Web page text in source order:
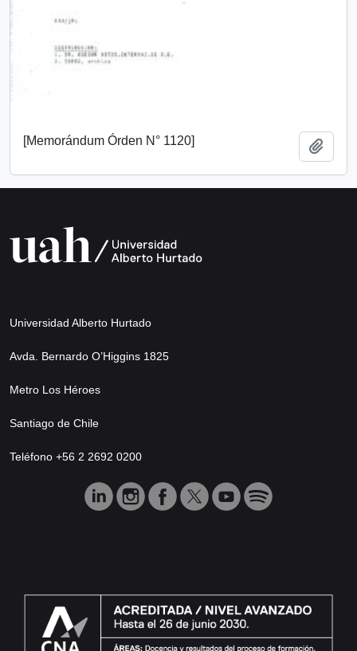
[Memorándum Órden N° 1120]
Universidad Alberto Hurtado
Avda. Bernardo O’Higgins 1825
Metro Los Héroes
Santiago de Chile
Teléfono +56 2 2692 0200